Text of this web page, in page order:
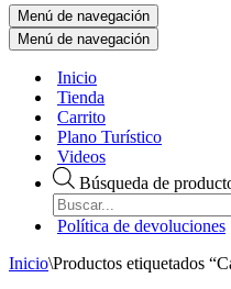
Menú de navegación
Menú de navegación
Inicio
Tienda
Carrito
Plano Turístico
Videos
Búsqueda de
Política de devoluciones
Inicio\Productos etiquetados